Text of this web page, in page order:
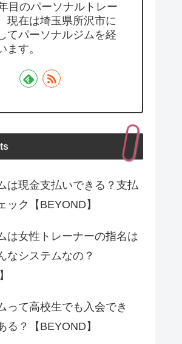
目のパーソナルトレー
現在は埼玉県所沢市に
てパーソナルジムを経
ます。
は現金支払いできる？支払
ック【BEYOND】
は女性トレーナーの指名は
なシステムなの？
って高校生でも入会でき
る？【BEYOND】